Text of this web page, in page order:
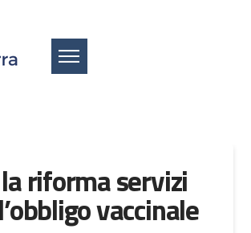
riforma servizi
vaccinale